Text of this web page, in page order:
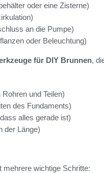
oder eine Zisterne)
an die Pumpe)
oder Beleuchtung)
für DIY Brunnen,
und Teilen)
des Fundaments)
alles gerade ist)
der Länge)
mehrere wichtige Schritte: